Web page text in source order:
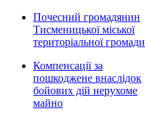
Почесний громадянин
Тисменицької міської
територіальної громади
Компенсації за
пошкоджене внаслідок
бойових дій нерухоме
майно